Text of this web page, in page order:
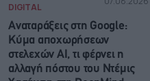
DIGITAL
Αναταράξεις στη Google:
Κύμα αποχωρήσεων
στελεχών AI, τι φέρνει η
αλλαγή πόστου του Ντέμις